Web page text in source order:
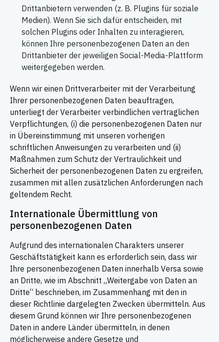
Drittanbietern verwenden (z. B. Plugins für soziale
Medien). Wenn Sie sich dafür entscheiden, mit
solchen Plugins oder Inhalten zu interagieren,
können Ihre personenbezogenen Daten an den
Drittanbieter der jeweiligen Social-Media-Plattform
weitergegeben werden.
Wenn wir einen Drittverarbeiter mit der Verarbeitung
Ihrer personenbezogenen Daten beauftragen,
unterliegt der Verarbeiter verbindlichen vertraglichen
Verpflichtungen, (i) die personenbezogenen Daten nur
in Übereinstimmung mit unseren vorherigen
schriftlichen Anweisungen zu verarbeiten und (ii)
Maßnahmen zum Schutz der Vertraulichkeit und
Sicherheit der personenbezogenen Daten zu ergreifen,
zusammen mit allen zusätzlichen Anforderungen nach
geltendem Recht.
Internationale Übermittlung von
personenbezogenen Daten
Aufgrund des internationalen Charakters unserer
Geschäftstätigkeit kann es erforderlich sein, dass wir
Ihre personenbezogenen Daten innerhalb Versa sowie
an Dritte, wie im Abschnitt „Weitergabe von Daten an
Dritte“ beschrieben, im Zusammenhang mit den in
dieser Richtlinie dargelegten Zwecken übermitteln. Aus
diesem Grund können wir Ihre personenbezogenen
Daten in andere Länder übermitteln, in denen
möglicherweise andere Gesetze und